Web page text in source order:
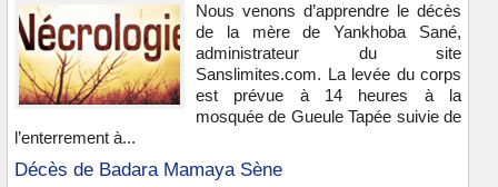
Nous venons d’apprendre le décès
de la mère de Yankhoba Sané,
administrateur du site
Sanslimites.com. La levée du corps
est prévue à 14 heures à la
mosquée de Gueule Tapée suivie de
l’enterrement à...
Décès de Badara Mamaya Sène